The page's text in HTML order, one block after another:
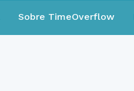
Sobre TimeOverflow